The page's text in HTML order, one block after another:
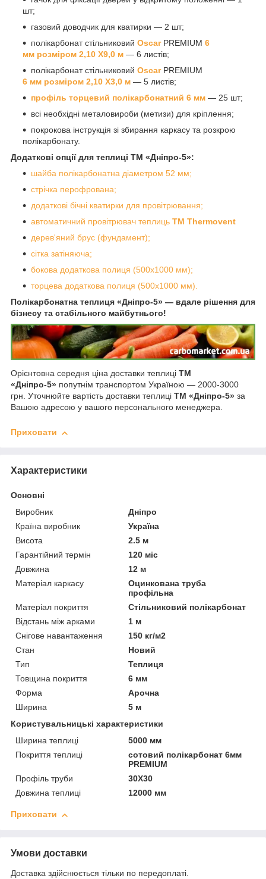
шт;
газовий доводчик для кватирки — 2 шт;
полікарбонат стільниковий Oscar PREMIUM 6
мм розміром 2,10 Х9,0 м — 6 листів;
полікарбонат стільниковий Oscar PREMIUM
6 мм розміром 2,10 Х3,0 м — 5 листів;
профіль торцевий полікарбонатний 6 мм — 25 шт;
всі необхідні металовироби (метизи) для кріплення;
покрокова інструкція зі збирання каркасу та розкрою
полікарбонату.
Додаткові опції для теплиці ТМ «Дніпро-5»:
шайба полікарбонатна діаметром 52 мм;
стрічка перофрована;
додаткові бічні кватирки для провітрювання;
автоматичний провітрювач теплиць ТМ Thermovent
дерев'яний брус (фундамент);
сітка затіняюча;
бокова додаткова полиця (500х1000 мм);
торцева додаткова полиця (500х1000 мм).
Полікарбонатна теплиця «Дніпро-5» — вдале рішення для
бізнесу та стабільного майбутнього!
Орієнтовна середня ціна доставки теплиці ТМ
«Дніпро-5» попутнім транспортом Україною — 2000-3000
грн. Уточнюйте вартість доставки теплиці ТМ «Дніпро-5» за
Вашою адресою у вашого персонального менеджера.
Приховати
Характеристики
Основні
Виробник
Дніпро
Країна виробник
Україна
Висота
2.5 м
Гарантійний термін
120 міс
Довжина
12 м
Матеріал каркасу
Оцинкована труба
профільна
Матеріал покриття
Стільниковий полікарбонат
Відстань між арками
1 м
Снігове навантаження
150 кг/м2
Стан
Новий
Тип
Теплиця
Товщина покриття
6 мм
Форма
Арочна
Ширина
5 м
Користувальницькі характеристики
Ширина теплиці
5000 мм
Покриття теплиці
сотовий полікарбонат 6мм
PREMIUM
Профіль труби
30Х30
Довжина теплиці
12000 мм
Приховати
Умови доставки
Доставка здійснюється тільки по передоплаті.